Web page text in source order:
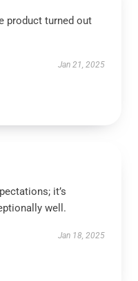
product turned out
Jan 21, 2025
it’s
well.
Jan 18, 2025